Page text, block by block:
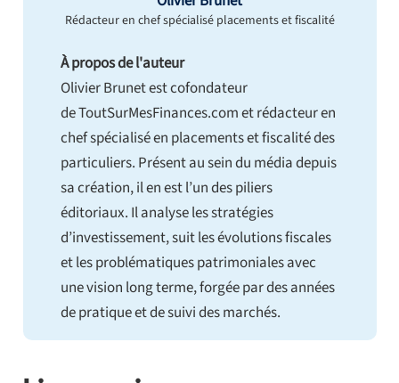
Rédacteur en chef spécialisé placements et fiscalité
À propos de l'auteur
Olivier Brunet est cofondateur
de ToutSurMesFinances.com et rédacteur en
chef spécialisé en placements et fiscalité des
particuliers. Présent au sein du média depuis
sa création, il en est l’un des piliers
éditoriaux. Il analyse les stratégies
d’investissement, suit les évolutions fiscales
et les problématiques patrimoniales avec
une vision long terme, forgée par des années
de pratique et de suivi des marchés.